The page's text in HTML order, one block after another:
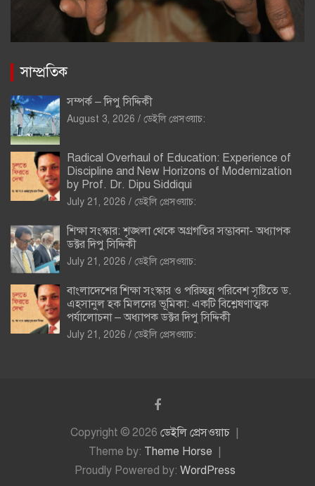
সাম্প্রতিক
সম্পর্ক – দিপু সিদ্দিকী
August 3, 2026 ডেইলি প্রেসওয়াচ:
Radical Overhaul of Education: Experience of
Discipline and New Horizons of Modernization
by Prof. Dr. Dipu Siddiqui
July 21, 2026 ডেইলি প্রেসওয়াচ:
শিক্ষা সংস্কার: শৃঙ্খলা থেকে অগ্রগতির সম্ভাবনা- অধ্যাপক
ডক্টর দিপু সিদ্দিকী
July 21, 2026 ডেইলি প্রেসওয়াচ:
বাংলাদেশের শিক্ষা সংস্কার ও পরিচ্ছন্ন পরিবেশ সৃষ্টিতে ড.
এহসানুল হক মিলনের ভূমিকা: একটি বিশ্লেষণাত্মক
পর্যালোচনা – অধ্যাপক ডক্টর দিপু সিদ্দিকী
July 21, 2026 ডেইলি প্রেসওয়াচ:
Copyright © 2026 ডেইলি প্রেসওয়াচ
Theme by: Theme Horse
Proudly Powered by: WordPress